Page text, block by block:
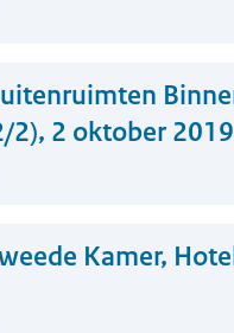
2), 2 oktober 2019
Kamer,